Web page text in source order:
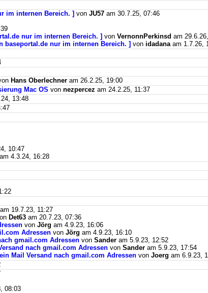
im internen Bereich. ] von JU57 am 30.7.25, 07:46
nur im internen Bereich. ] von VernonnPerkinsd am
baseportal.de nur im internen Bereich. ] von idadanaam 1.7.26,
Hans Oberlechner am 26.2.25, 19:00
Mac OS von nezpercez am 24.2.25, 11:37
13:48
10:47
am 4.3.24, 16:28
am 19.7.23, 11:27
Det63 am 20.7.23, 07:36
von Jörg am 4.9.23, 16:06
Adressen von Jörg am 4.9.23, 16:10
gmail.com Adressen von Sander am 5.9.23, 12:52
nach gmail.com Adressen von Sander am 5.9.23, 17:54
Mail Versand nach gmail.com Adressen von Joerg am 6.9.23,
08:03